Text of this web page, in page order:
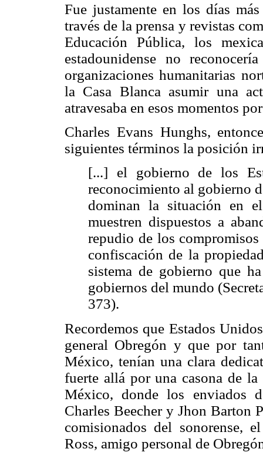
Fue justamente en los días
través de la prensa y revistas
Educación Pública, los
estadounidense no
organizaciones humanitarias
la Casa Blanca asumir una
atravesaba en esos momentos
Charles Evans Hunghs,
siguientes términos la posición
[...] el gobierno de los
reconocimiento al gobierno
dominan la situación en
muestren dispuestos a
repudio de los
confiscación de la
sistema de gobierno que
gobiernos del mundo
373).
Recordemos que Estados
general Obregón y que por
México, tenían una clara
fuerte allá por una casona de
México, donde los enviados
Charles Beecher y Jhon Barton
comisionados del sonorense,
Ross, amigo personal de